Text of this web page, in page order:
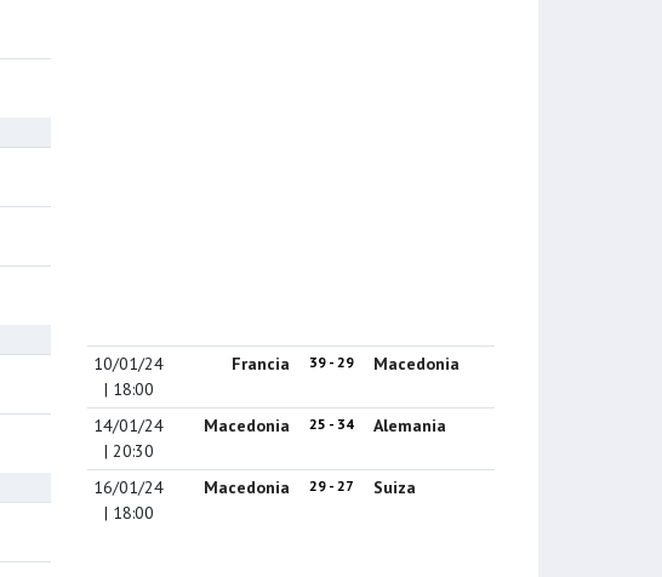
10/01/24
| 18:00
Francia 39 - 29 Macedonia
14/01/24
| 20:30
Macedonia 25 - 34 Alemania
16/01/24
| 18:00
Macedonia 29 - 27 Suiza